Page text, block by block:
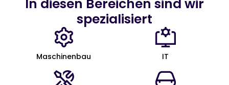
In diesen Bereichen sind wir
spezialisiert
Maschinenbau IT